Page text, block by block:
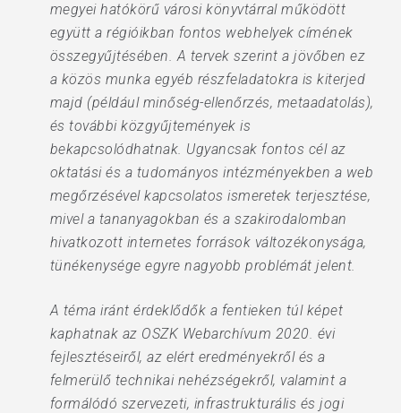
megyei hatókörű városi könyvtárral működött
együtt a régióikban fontos webhelyek címének
összegyűjtésében. A tervek szerint a jövőben ez
a közös munka egyéb részfeladatokra is kiterjed
majd (például minőség-ellenőrzés, metaadatolás),
és további közgyűjtemények is
bekapcsolódhatnak. Ugyancsak fontos cél az
oktatási és a tudományos intézményekben a web
megőrzésével kapcsolatos ismeretek terjesztése,
mivel a tananyagokban és a szakirodalomban
hivatkozott internetes források változékonysága,
tünékenysége egyre nagyobb problémát jelent.
A téma iránt érdeklődők a fentieken túl képet
kaphatnak az OSZK Webarchívum 2020. évi
fejlesztéseiről, az elért eredményekről és a
felmerülő technikai nehézségekről, valamint a
formálódó szervezeti, infrastrukturális és jogi